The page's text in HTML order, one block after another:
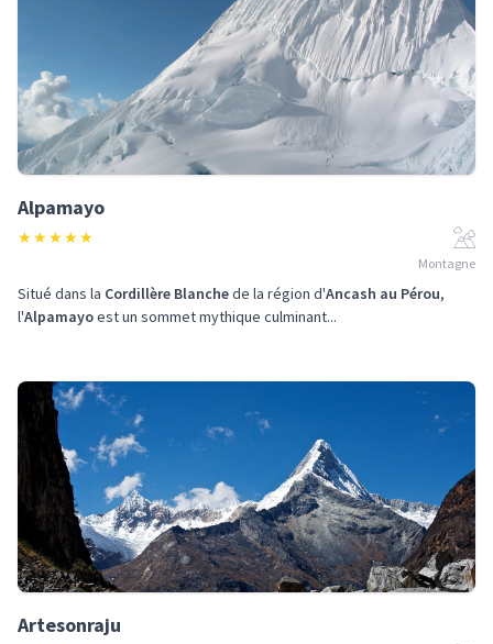
Alpamayo
★★★★★
Montagne
Situé dans la Cordillère Blanchede la région d'Ancash au Pérou,
l'Alpamayoest un sommet mythique culminant...
Artesonraju